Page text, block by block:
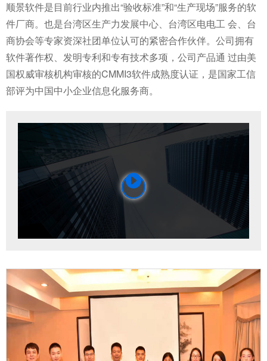
顺景软件是目前行业内推出“验收标准”和“生产现场”服务的软
件厂商。也是台湾区生产力发展中心、台湾区电电工 会、台
商协会等专家资深社团单位认可的紧密合作伙伴。公司拥有
软件著作权、发明专利和专有技术多项，公司产品通 过由美
国权威审核机构审核的CMMI3软件成熟度认证，是国家工信
部评为中国中小企业信息化服务商。
